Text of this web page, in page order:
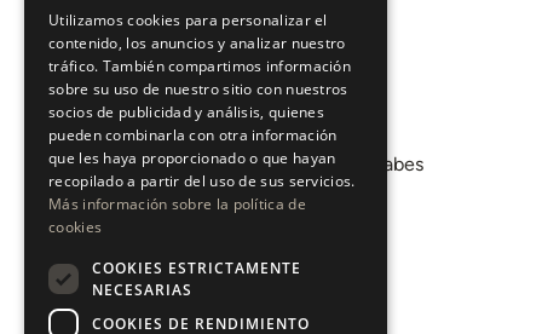
Sobre nosotros
Áreas
Promociones
Departamento de Mercados Árabes
Blog
Instagram
Utilizamos cookies para personalizar el
contenido, los anuncios y analizar nuestro
tráfico. También compartimos información
sobre su uso de nuestro sitio con nuestros
socios de publicidad y análisis, quienes
pueden combinarla con otra información
que les haya proporcionado o que hayan
recopilado a partir del uso de sus servicios.
Más información sobre la política de
cookies
COOKIES ESTRICTAMENTE
NECESARIAS
COOKIES DE RENDIMIENTO